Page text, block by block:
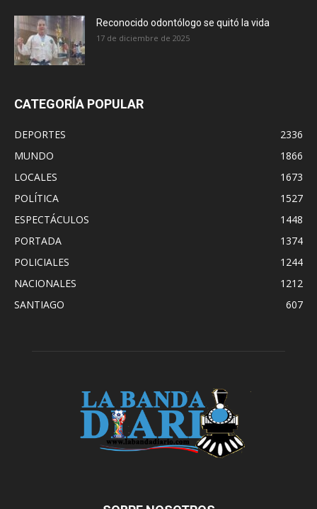
Reconocido odontólogo se quitó la vida
17 de diciembre de 2025
CATEGORÍA POPULAR
DEPORTES
2336
MUNDO
1866
LOCALES
1673
POLÍTICA
1527
ESPECTÁCULOS
1448
PORTADA
1374
POLICIALES
1244
NACIONALES
1212
SANTIAGO
607